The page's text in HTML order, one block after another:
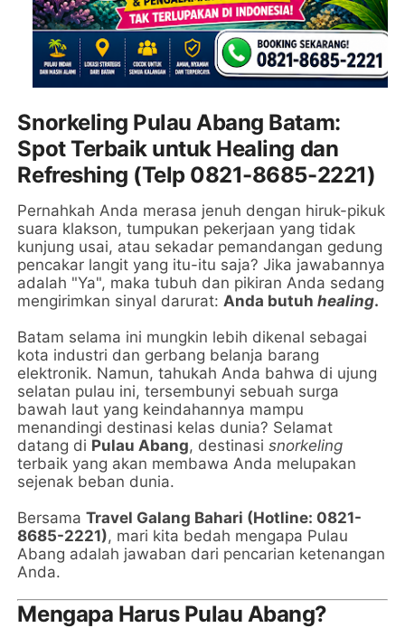
Snorkeling Pulau Abang Batam:
Spot Terbaik untuk Healing dan
Refreshing (Telp 0821-8685-2221)
Pernahkah Anda merasa jenuh dengan hiruk-pikuk
suara klakson, tumpukan pekerjaan yang tidak
kunjung usai, atau sekadar pemandangan gedung
pencakar langit yang itu-itu saja? Jika jawabannya
adalah "Ya", maka tubuh dan pikiran Anda sedang
mengirimkan sinyal darurat: Anda butuhhealing.
Batam selama ini mungkin lebih dikenal sebagai
kota industri dan gerbang belanja barang
elektronik. Namun, tahukah Anda bahwa di ujung
selatan pulau ini, tersembunyi sebuah surga
bawah laut yang keindahannya mampu
menandingi destinasi kelas dunia? Selamat
datang di Pulau Abang, destinasisnorkeling
terbaik yang akan membawa Anda melupakan
sejenak beban dunia.
BersamaTravel Galang Bahari (Hotline: 0821-
8685-2221), mari kita bedah mengapa Pulau
Abang adalah jawaban dari pencarian ketenangan
Anda.
Mengapa Harus Pulau Abang?